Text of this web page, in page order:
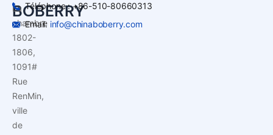
BOBERRY
La
chambre
1802-
1806,
1091#
Rue
RenMin,
ville
de
Téléphone : +86-510-80660313
Email: info@chinaboberry.com